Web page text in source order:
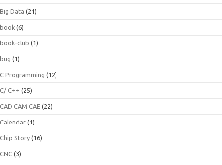
Big Data (21)
book (6)
book-club (1)
bug (1)
C Programming (12)
C/ C++ (25)
CAD CAM CAE (22)
Calendar (1)
Chip Story (16)
CNC (3)